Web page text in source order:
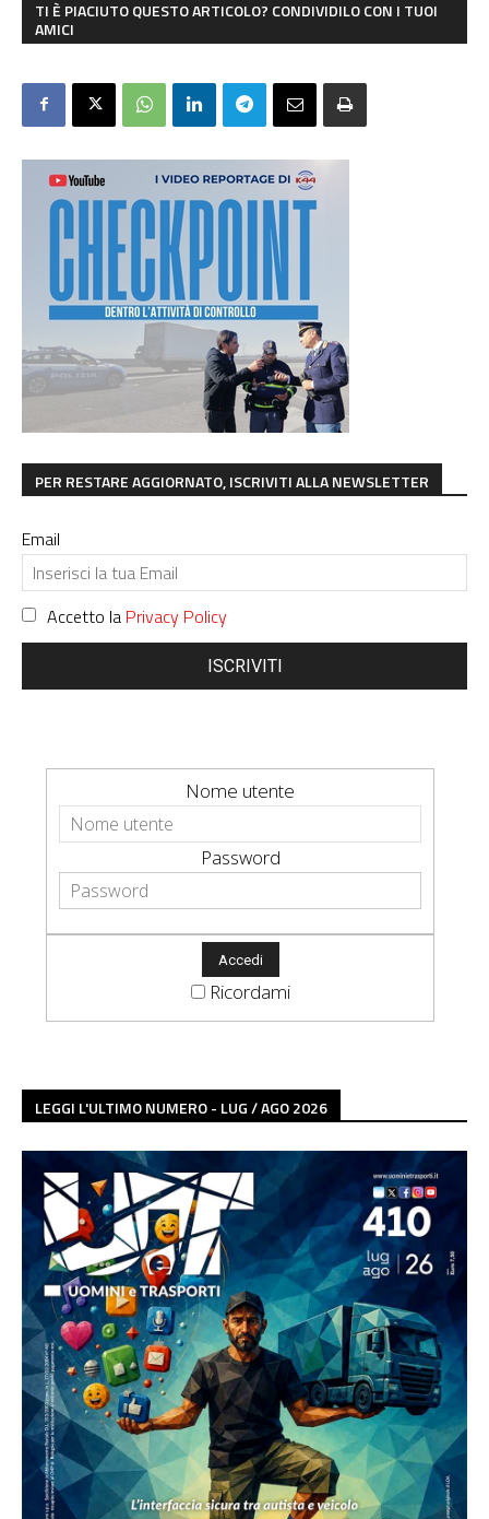
TI È PIACIUTO QUESTO ARTICOLO? CONDIVIDILO CON I TUOI
AMICI
PER RESTARE AGGIORNATO, ISCRIVITI ALLA NEWSLETTER
Email
Accetto la Privacy Policy
ISCRIVITI
Nome utente
Password
Ricordami
LEGGI L'ULTIMO NUMERO - LUG / AGO 2026